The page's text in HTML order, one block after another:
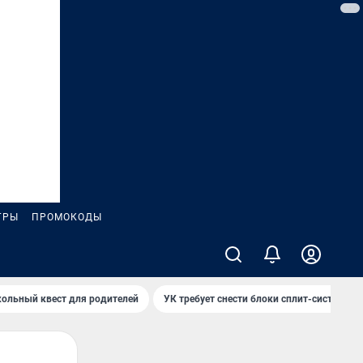
ПРОМОКОДЫ
квест для родителей УК требует снести блоки сплит-систем